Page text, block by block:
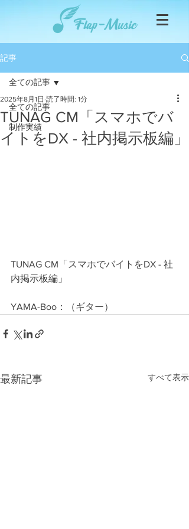
記事
全ての記事
制作実績
全ての記事
TUNAG CM「スマホでバ
イトをDX - 社内掲示板編」
2025年8月1日 読了時間: 1分
TUNAG CM「スマホでバイトをDX - 社
内掲示板編」
YAMA-Boo： （ギター）
最新記事 すべて表示